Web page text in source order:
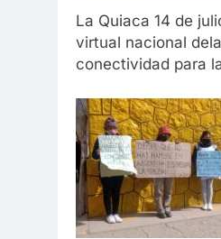
La Quiaca 14 de
virtual nacional
conectividad para